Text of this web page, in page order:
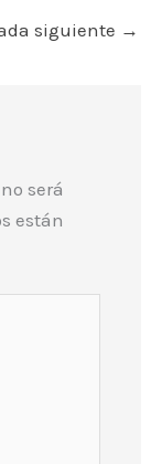
siguiente →
será
están